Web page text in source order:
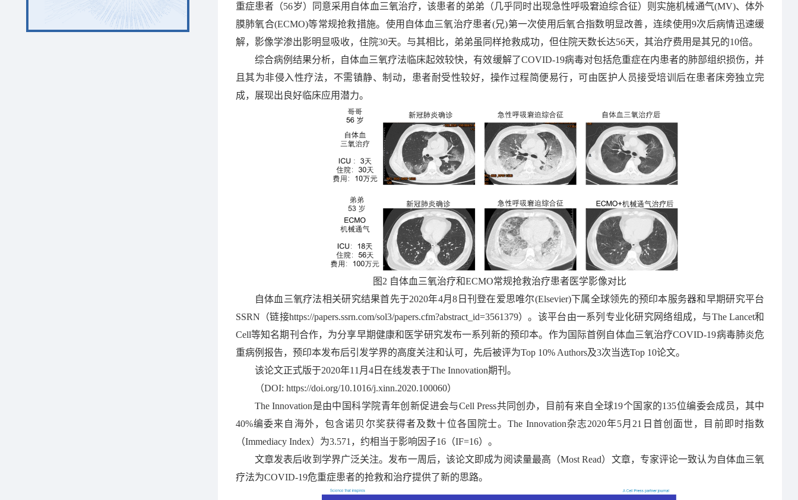
重症患者（56岁）同意采用自体血三氧治疗，该患者的弟弟（几乎同时出现急性呼吸窘迫综合征）则实施机械通气(MV)、体外
膜肺氧合(ECMO)等常规抢救措施。使用自体血三氧治疗患者(兄)第一次使用后氧合指数明显改善，连续使用9次后病情迅速缓
解，影像学渗出影明显吸收，住院30天。与其相比，弟弟虽同样抢救成功，但住院天数长达56天，其治疗费用是其兄的10倍。
综合病例结果分析，自体血三氧疗法临床起效较快，有效缓解了COVID-19病毒对包括危重症在内患者的肺部组织损伤，并
且其为非侵入性疗法，不需镇静、制动，患者耐受性较好，操作过程简便易行，可由医护人员接受培训后在患者床旁独立完
成，展现出良好临床应用潜力。
图2 自体血三氧治疗和ECMO常规抢救治疗患者医学影像对比
自体血三氧疗法相关研究结果首先于2020年4月8日刊登在爱思唯尔(Elsevier)下属全球领先的预印本服务器和早期研究平台
SSRN（链接https://papers.ssrn.com/sol3/papers.cfm?abstract_id=3561379）。该平台由一系列专业化研究网络组成，与The Lancet和
Cell等知名期刊合作，为分享早期健康和医学研究发布一系列新的预印本。作为国际首例自体血三氧治疗COVID-19病毒肺炎危
重病例报告，预印本发布后引发学界的高度关注和认可，先后被评为Top 10% Authors及3次当选Top 10论文。
该论文正式版于2020年11月4日在线发表于The Innovation期刊。
（DOI: https://doi.org/10.1016/j.xinn.2020.100060）
The Innovation是由中国科学院青年创新促进会与Cell Press共同创办，目前有来自全球19个国家的135位编委会成员，其中
40%编委来自海外，包含诺贝尔奖获得者及数十位各国院士。The Innovation杂志2020年5月21日首创面世，目前即时指数
（Immediacy Index）为3.571，约相当于影响因子16（IF=16）。
文章发表后收到学界广泛关注。发布一周后，该论文即成为阅读量最高（Most Read）文章，专家评论一致认为自体血三氧
疗法为COVID-19危重症患者的抢救和治疗提供了新的思路。